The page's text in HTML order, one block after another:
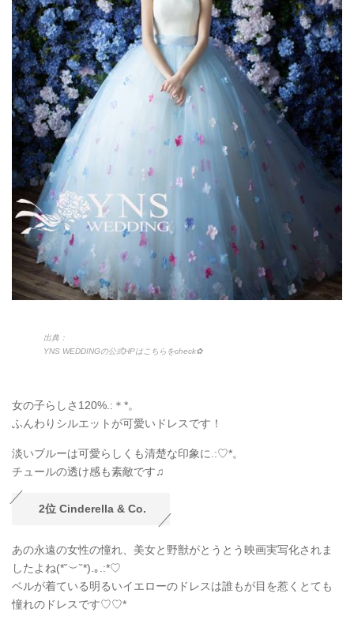
出典：
YNS WEDDINGの公式HPはこちらをcheck✿
女の子らしさ120%.:＊*。
ふんわりシルエットが可愛いドレスです！
淡いブルーは可愛らしくも清楚な印象に.:♡*。
チュールの透け感も素敵です♫
2位 Cinderella & Co.
あの永遠の女性の憧れ、美女と野獣がとうとう映画実写化されま
したよね(*˘︶˘*).｡.:*♡
ベルが着ている明るいイエローのドレスは誰もが目を惹くとても
憧れのドレスです♡♡*